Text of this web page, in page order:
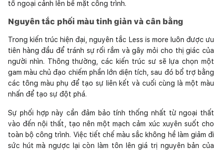
tố ngoại cảnh lên bề mặt công trình.
Nguyên tắc phối màu tinh giản và cân bằng
Trong kiến trúc hiện đại, nguyên tắc Less is more luôn được ưu
tiên hàng đầu để tránh sự rối rắm và gây mỏi cho thị giác của
người nhìn. Thông thường, các kiến trúc sư sẽ lựa chọn một
gam màu chủ đạo chiếm phần lớn diện tích, sau đó bổ trợ bằng
các tông màu phụ để tạo sự liên kết và cuối cùng là một màu
nhấn để tạo sự đột phá.
Sự phối hợp này cần đảm bảo tính thống nhất từ ngoại thất
vào đến nội thất, tạo nên một mạch cảm xúc xuyên suốt cho
toàn bộ công trình. Việc tiết chế màu sắc không hề làm giảm đi
sức hút mà ngược lại còn làm tôn lên giá trị nguyên bản của